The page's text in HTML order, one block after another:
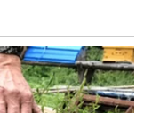
izlazi
Naredni dani